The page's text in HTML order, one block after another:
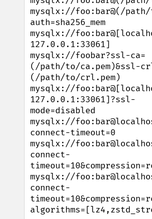
mysqlx://foo:bar@(/path/
auth=sha256_mem
mysqlx://
127.0.0.1:33061]
mysqlx://foobar?ssl-ca=
(/path/to/ca.pem)&ssl-
(/path/to/crl.pem)
mysqlx://
127.0.0.1:33061]?ssl-
mode=disabled
mysqlx://
connect-timeout=0
mysqlx://
connect-
mysqlx://
connect-